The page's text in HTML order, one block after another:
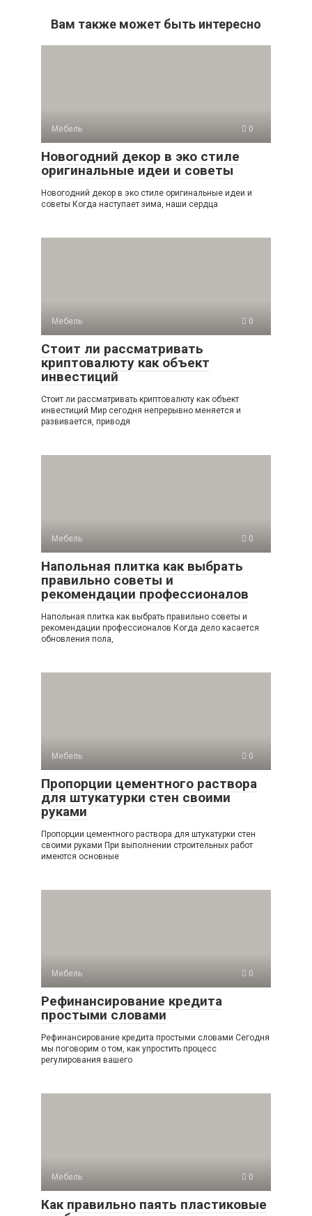
Вам также может быть интересно
Мебель 0
Новогодний декор в эко стиле
оригинальные идеи и советы
Новогодний декор в эко стиле оригинальные идеи и
советы Когда наступает зима, наши сердца
Мебель 0
Стоит ли рассматривать
криптовалюту как объект
инвестиций
Стоит ли рассматривать криптовалюту как объект
инвестиций Мир сегодня непрерывно меняется и
развивается, приводя
Мебель 0
Напольная плитка как выбрать
правильно советы и
рекомендации профессионалов
Напольная плитка как выбрать правильно советы и
рекомендации профессионалов Когда дело касается
обновления пола,
Мебель 0
Пропорции цементного раствора
для штукатурки стен своими
руками
Пропорции цементного раствора для штукатурки стен
своими руками При выполнении строительных работ
имеются основные
Мебель 0
Рефинансирование кредита
простыми словами
Рефинансирование кредита простыми словами Сегодня
мы поговорим о том, как упростить процесс
регулирования вашего
Мебель 0
Как правильно паять пластиковые